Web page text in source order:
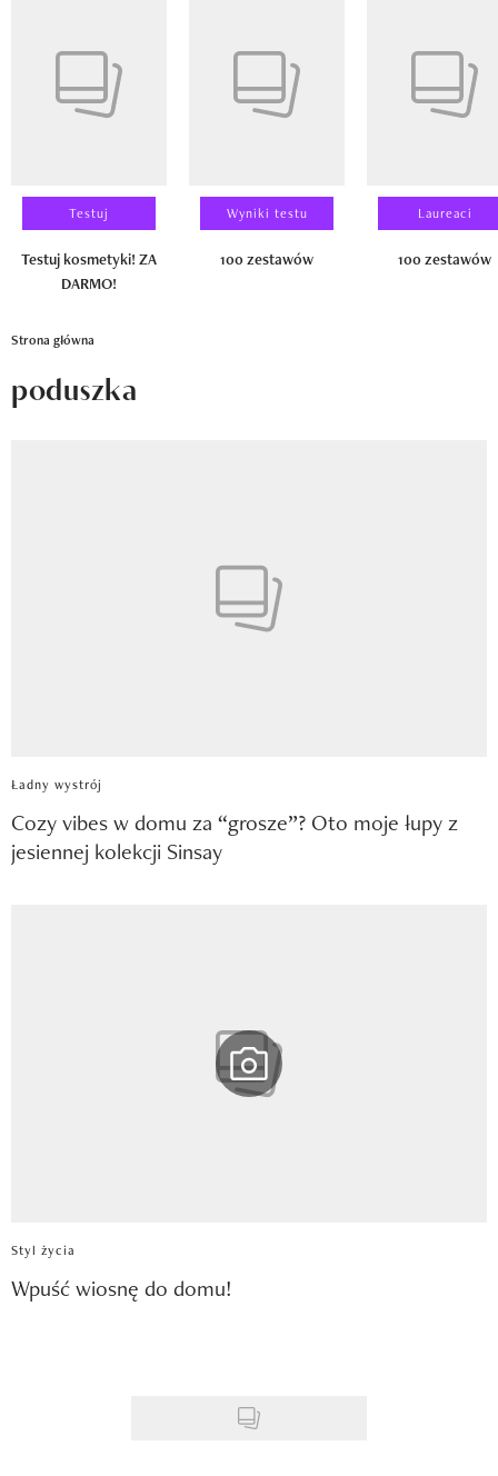
Wizaz Summer Influ School
Mój profil / Zarejestruj się
Testuj
Testuj kosmetyki! ZA
DARMO!
Wyniki testu
100 zestawów
Laureaci
100 zestawów
Strona główna
poduszka
Ładny wystrój
Cozy vibes w domu za “grosze”? Oto moje łupy z
jesiennej kolekcji Sinsay
Styl życia
Wpuść wiosnę do domu!